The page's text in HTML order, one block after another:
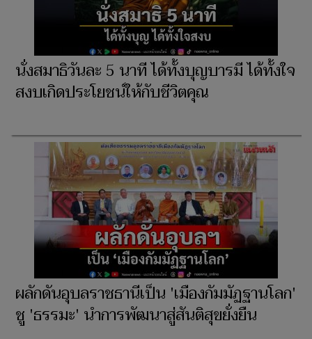
นั่งสมาธิวันละ 5 นาที ได้ทั้งบุญบารมี ได้ทั้งใจ
สงบเกิดประโยชน์ให้กับชีวิตคุณ
ผลักดันอุบลราชธานีเป็น 'เมืองกัมมัฏฐานโลก'
ชู 'ธรรมะ' นำการพัฒนาสู่สันติสุขยั่งยืน